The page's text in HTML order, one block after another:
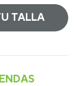
TALLA